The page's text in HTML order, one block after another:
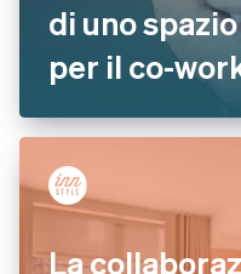
di uno
per il co-
La